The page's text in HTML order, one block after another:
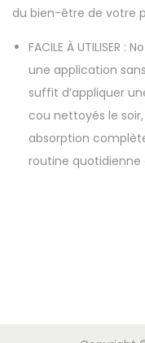
du bien-être de votre
FACILE À UTILISER
une application
suffit d’appliquer
cou nettoyés le
absorption
routine quotidienne